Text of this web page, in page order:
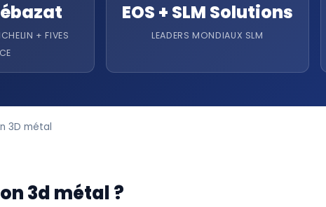
+ FIVES
EOS + SLM Solutions
LEADERS MONDIAUX SLM
3D métal
3d métal ?